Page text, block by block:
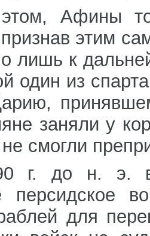
Афины
этим
лишь к
один из
заняли у
смогли
г. до н. э.
персидское
для